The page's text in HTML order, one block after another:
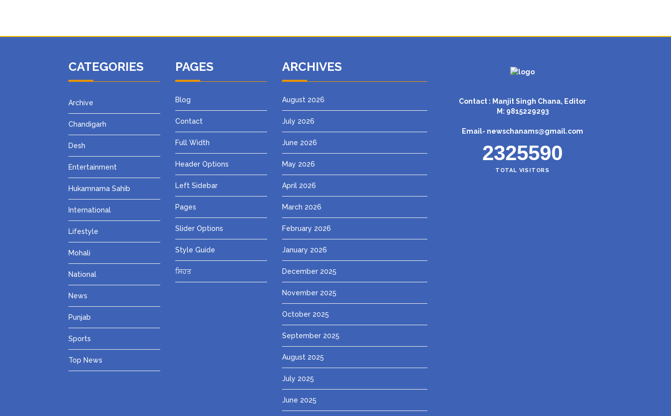
CATEGORIES
Archive
Chandigarh
Desh
Entertainment
Hukamnama Sahib
International
Lifestyle
Mohali
National
News
Punjab
Sports
Top News
PAGES
Blog
Contact
Full Width
Header Options
Left Sidebar
Pages
Slider Options
Style Guide
ਸਿਹਤ
ARCHIVES
August 2026
July 2026
June 2026
May 2026
April 2026
March 2026
February 2026
January 2026
December 2025
November 2025
October 2025
September 2025
August 2025
July 2025
June 2025
Contact : Manjit Singh Chana, Editor
M: 9815229293
Email- newschanams@gmail.com
2325590
TOTAL VISITORS